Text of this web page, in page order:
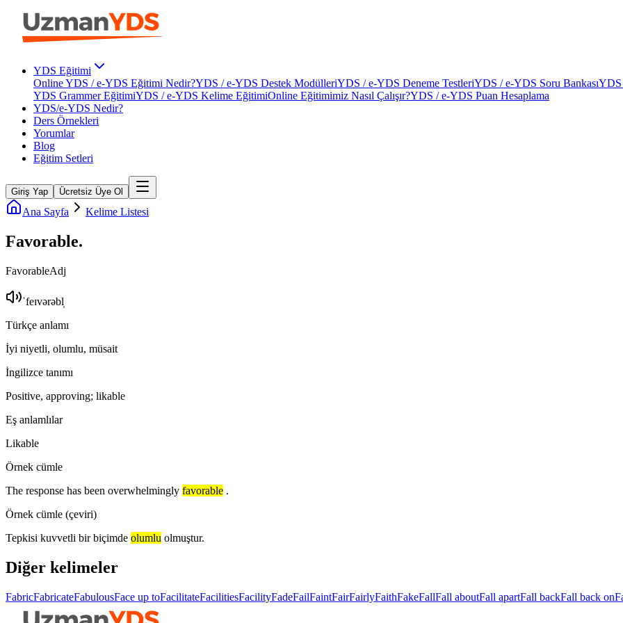
YDS Eğitimi
Online YDS / e-YDS Eğitimi Nedir?YDS / e-YDS Destek ModülleriYDS / e-YDS Deneme TestleriYDS / e-YDS Soru BankasıYDS
YDS Grammer EğitimiYDS / e-YDS Kelime EğitimiOnline Eğitimimiz Nasıl Çalışır?YDS / e-YDS Puan Hesaplama
YDS/e-YDS Nedir?
Ders Örnekleri
Yorumlar
Blog
Eğitim Setleri
Giriş Yap Ücretsiz Üye Ol
Ana Sayfa Kelime Listesi
Favorable.
FavorableAdj
ˈfeɪvərəbl̩
Türkçe anlamı
İyi niyetli, olumlu, müsait
İngilizce tanımı
Positive, approving; likable
Eş anlamlılar
Likable
Örnek cümle
The response has been overwhelmingly favorable .
Örnek cümle (çeviri)
Tepkisi kuvvetli bir biçimde olumlu olmuştur.
Diğer kelimeler
FabricFabricateFabulousFace up toFacilitateFacilitiesFacilityFadeFailFaintFairFairlyFaithFakeFallFall aboutFall apartFall backFall back on